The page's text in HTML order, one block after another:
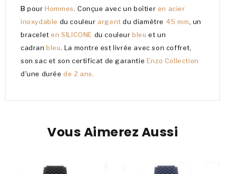
B pourHommes,Conçue avec un boîtier en acier
inoxydable du couleurargent du diamètre 45 mm, un
braceleten SILICONE du couleurbleuet un
cadran bleu. La montre est livrée avec son coffret,
son sac et son certificat de garantie Enzo Collection
d'une duréede 2 ans.
Vous Aimerez Aussi